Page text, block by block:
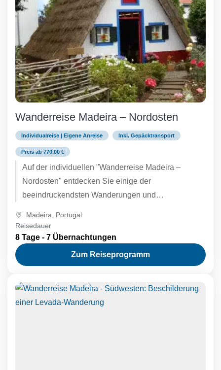
Wanderreise Madeira – Nordosten
Individualreise | Eigene Anreise Inkl. Gepäcktransport
Preis ab 770.00 €
Auf der individuellen "Wanderreise Madeira –
Nordosten" entdecken Sie einige der
beeindruckendsten Wanderungen und
Küstenwanderung von Machico nach Porto da...
Madeira
Portugal
Reisedauer
8 Tage - 7 Übernachtungen
Zum Reiseprogramm